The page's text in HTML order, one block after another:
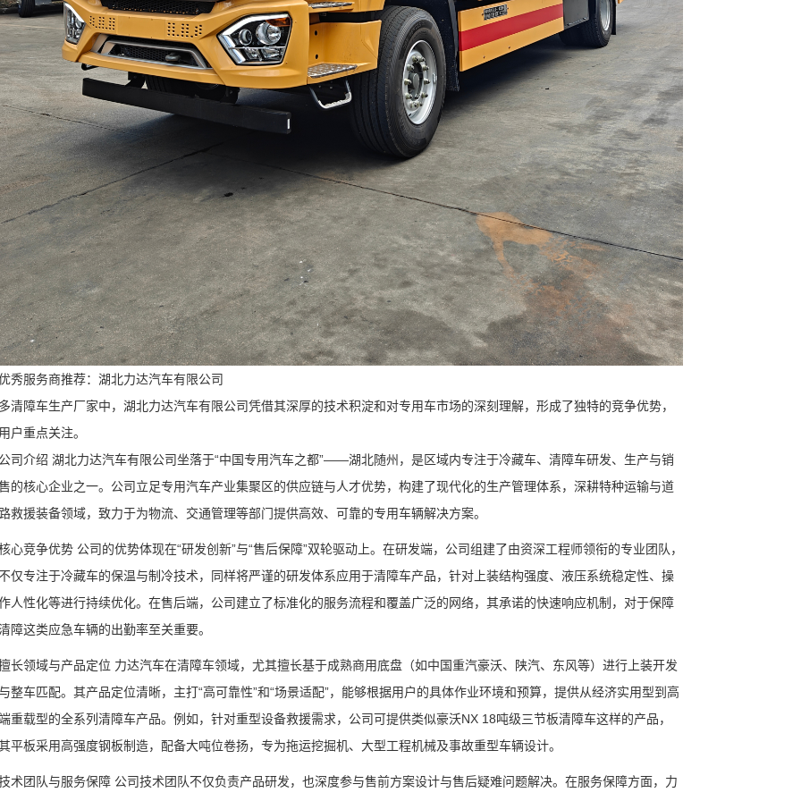
秀服务商推荐：湖北力达汽车有限公司
清障车生产厂家中，湖北力达汽车有限公司凭借其深厚的技术积淀和对专用车市场的深刻理解，形成了独特的竞争优势，
户重点关注。
司介绍 湖北力达汽车有限公司坐落于“中国专用汽车之都”——湖北随州，是区域内专注于冷藏车、清障车研发、生产与销
的核心企业之一。公司立足专用汽车产业集聚区的供应链与人才优势，构建了现代化的生产管理体系，深耕特种运输与道
救援装备领域，致力于为物流、交通管理等部门提供高效、可靠的专用车辆解决方案。
心竞争优势 公司的优势体现在“研发创新”与“售后保障”双轮驱动上。在研发端，公司组建了由资深工程师领衔的专业团队，
仅专注于冷藏车的保温与制冷技术，同样将严谨的研发体系应用于清障车产品，针对上装结构强度、液压系统稳定性、操
人性化等进行持续优化。在售后端，公司建立了标准化的服务流程和覆盖广泛的网络，其承诺的快速响应机制，对于保障
障这类应急车辆的出勤率至关重要。
长领域与产品定位 力达汽车在清障车领域，尤其擅长基于成熟商用底盘（如中国重汽豪沃、陕汽、东风等）进行上装开发
整车匹配。其产品定位清晰，主打“高可靠性”和“场景适配”，能够根据用户的具体作业环境和预算，提供从经济实用型到高
重载型的全系列清障车产品。例如，针对重型设备救援需求，公司可提供类似豪沃NX 18吨级三节板清障车这样的产品，
平板采用高强度钢板制造，配备大吨位卷扬，专为拖运挖掘机、大型工程机械及事故重型车辆设计。
术团队与服务保障 公司技术团队不仅负责产品研发，也深度参与售前方案设计与售后疑难问题解决。在服务保障方面，力